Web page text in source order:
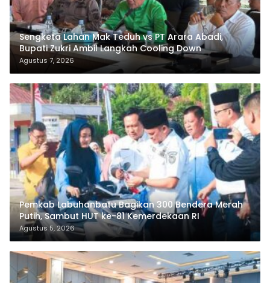
Sengketa Lahan Mak Teduh vs PT Arara Abadi,
Bupati Zukri Ambil Langkah Cooling Down
Agustus 7, 2026
Pemkab Labuhanbatu Bagikan 300 Bendera Merah
Putih, Sambut HUT ke-81 Kemerdekaan RI
Agustus 5, 2026